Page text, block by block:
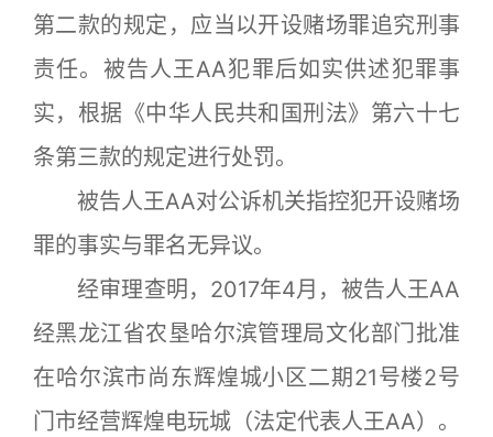
第二款的规定，应当以开设赌场罪追究刑事
责任。被告人王AA犯罪后如实供述犯罪事
实，根据《中华人民共和国刑法》第六十七
条第三款的规定进行处罚。
被告人王AA对公诉机关指控犯开设赌场
罪的事实与罪名无异议。
经审理查明，2017年4月，被告人王AA
经黑龙江省农垦哈尔滨管理局文化部门批准
在哈尔滨市尚东辉煌城小区二期21号楼2号
门市经营辉煌电玩城（法定代表人王AA）。